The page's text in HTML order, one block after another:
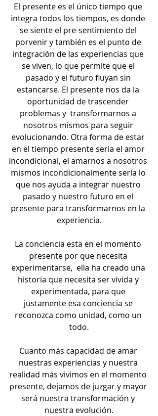
El presente es el único tiempo que
integra todos los tiempos, es donde
se siente el pre-sentimiento del
porvenir y también es el punto de
integración de las experiencias que
se viven, lo que permite que el
pasado y el futuro fluyan sin
estancarse. El presente nos da la
oportunidad de trascender
problemas y  transformarnos a
nosotros mismos para seguir
evolucionando. Otra forma de estar
en el tiempo presente seria el amor
incondicional, el amarnos a nosotros
mismos incondicionalmente sería lo
que nos ayuda a integrar nuestro
pasado y nuestro futuro en el
presente para transformarnos en la
experiencia.
La conciencia esta en el momento
presente por que necesita
experimentarse,  ella ha creado una
historia que necesita ser vivida y
experimentada, para que
justamente esa conciencia se
reconozca como unidad, como un
todo.
Cuanto más capacidad de amar
nuestras experiencias y nuestra
realidad más vivimos en el momento
presente, dejamos de juzgar y mayor
será nuestra transformación y
nuestra evolución.